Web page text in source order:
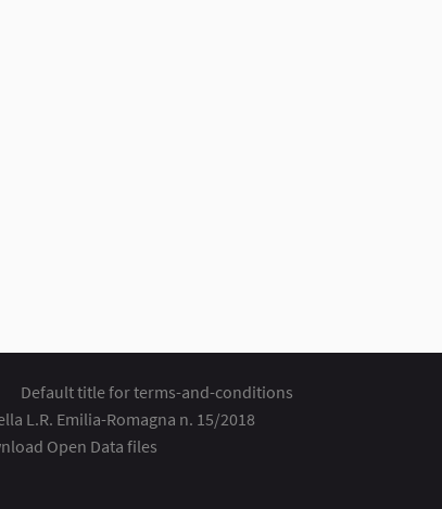
Default title for terms-and-conditions
L.R. Emilia-Romagna n. 15/2018
Open Data files